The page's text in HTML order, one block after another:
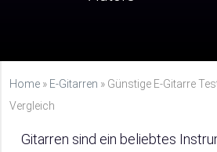
Home » E-Gitarren » Günstige E-Gitarre
Vergleich
Gitarren sind ein beliebtes